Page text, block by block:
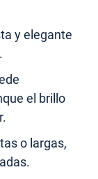
y elegante
el brillo
o largas,